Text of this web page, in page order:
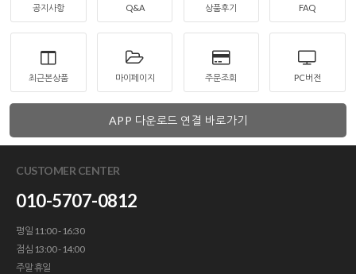
공지사항 Q&A 상품후기 FAQ
최근본상품 마이페이지 주문조회 PC버전
APP 다운로드 연결 바로가기
CUSTOMER CENTER
010-5707-0812
평일 11:00 - 16:30
점심 13:00 - 14:00
주말 휴일